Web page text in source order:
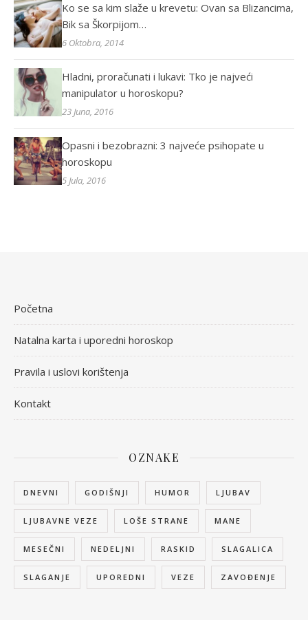
Ko se sa kim slaže u krevetu: Ovan sa Blizancima,
Bik sa Škorpijom…
6 Oktobra, 2014
Hladni, proračunati i lukavi: Tko je najveći
manipulator u horoskopu?
23 Juna, 2016
Opasni i bezobrazni: 3 najveće psihopate u
horoskopu
5 Jula, 2016
Početna
Natalna karta i uporedni horoskop
Pravila i uslovi korištenja
Kontakt
OZNAKE
DNEVNI GODIŠNJI HUMOR LJUBAV
LJUBAVNE VEZE LOŠE STRANE MANE
MESEČNI NEDELJNI RASKID SLAGALICA
SLAGANJE UPOREDNI VEZE ZAVOĐENJE